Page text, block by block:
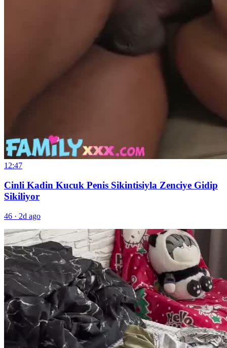
12:47
Cinli Kadin Kucuk Penis Sikintisiyla Zenciye Gidip
Sikiliyor
46 · 2d ago